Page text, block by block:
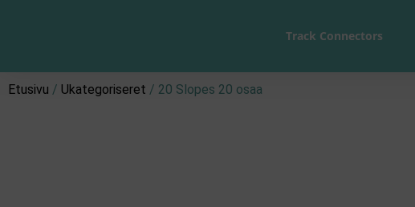
Track Connectors
Etusivu / Ukategoriseret / 20 Slopes 20 osaa